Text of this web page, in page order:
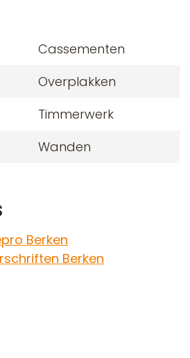
Cassementen
Overplakken
Timmerwerk
Wanden
Berken
Berken